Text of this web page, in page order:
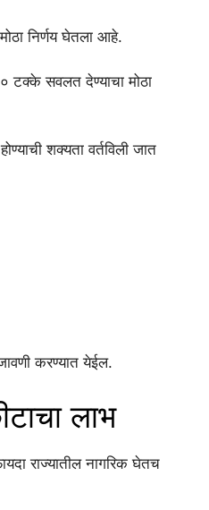
निर्णय घेतला आहे.
टक्के सवलत देण्याचा मोठा
शक्यता वर्तविली जात
करण्यात येईल.
लाभ
राज्यातील नागरिक घेतच